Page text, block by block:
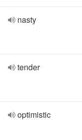
nasty
tender
optimistic